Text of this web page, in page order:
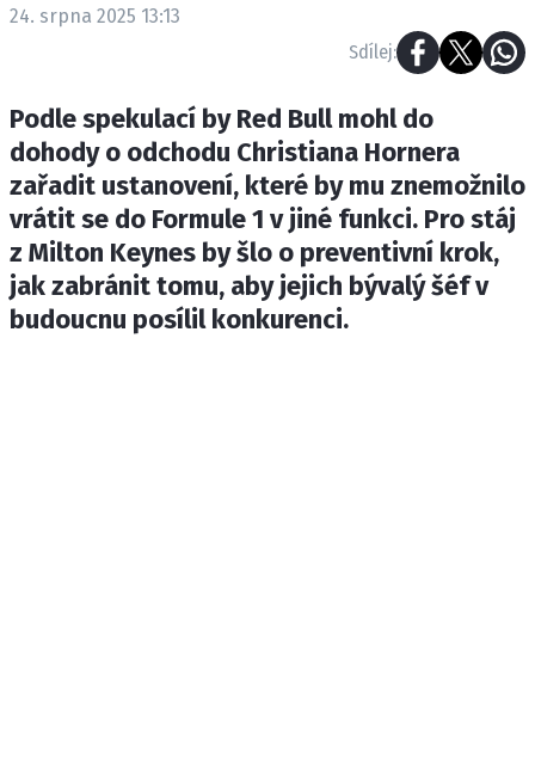
OSOBNÍ ÚDAJE / COOKIES
Provozovatelem serveru F1NEWS.cz je
INCORP MEDIA GROUP s.r.o., IČ: 118 23 054
24. srpna 2025 13:13
Sdílej:
Podle spekulací by Red Bull mohl do
dohody o odchodu Christiana Hornera
zařadit ustanovení, které by mu znemožnilo
vrátit se do Formule 1 v jiné funkci. Pro stáj
z Milton Keynes by šlo o preventivní krok,
jak zabránit tomu, aby jejich bývalý šéf v
budoucnu posílil konkurenci.